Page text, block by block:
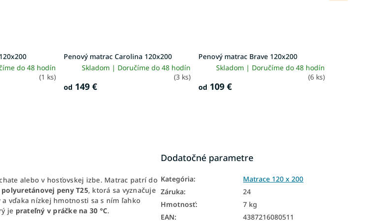
do 48 hodín
(1 ks)
Penový matrac Carolina 120x200
Skladom | Doručíme do 48 hodín
(3 ks)
od 149 €
Penový matrac Brave 120x200
Skladom | Doručíme do 48 hodín
(6 ks)
od 109 €
alebo v hosťovskej izbe. Matrac patrí do
peny T25, ktorá sa vyznačuje
a vďaka nízkej hmotnosti sa s ním ľahko
je prateľný v práčke na 30 °C.
Dodatočné parametre
Kategória:
Matrace 120 x 200
Záruka:
24
Hmotnosť:
7 kg
EAN:
4387216080511